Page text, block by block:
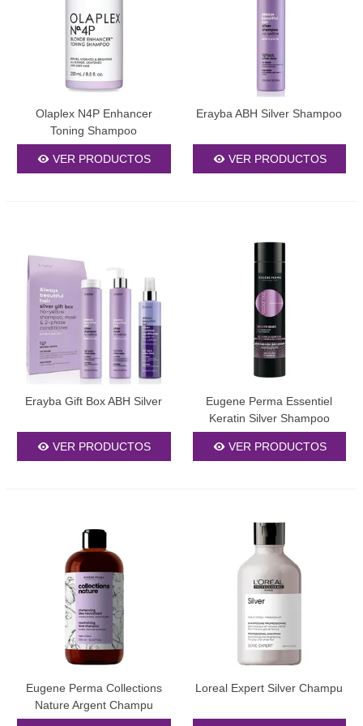
cuidado respetuoso con el medio ambiente.
Beneficios fundamentales del champú morado
profesional
1. Neutralización cromática efectiva
Los pigmentos violetas funcionan como neutralizadores naturales
de los tonos amarillos y anaranjados que surgen en el cabello
2. Protección y nutrición superior
Nuestros champús violetas
contienen ingredientes activos que
protegen la fibra capilar durante el proceso de neutralización.
Aceites esenciales, proteínas hidrolizadas y vitaminas trabajan en
sinergia para preservar la hidratación, elasticidad y brillo del
cabello. Esto es especialmente crucial para cabellos procesados
químicamente.
3. Versatilidad para diferentes tipos de cabello
Desde rubios naturales hasta platinados extremos, así como
canas elegantes y mechas californianas, nuestrochampú
morado profesionalse adapta a cada necesidad específica. La
Tipos de productos disponibles
Champús de uso diario
Formulaciones suaves que permiten un uso regular sin
comprometer la salud del cabello. Estos productos logran el
equilibrio adecuado entre neutralización y cuidado, siendo
perfectos para quienes desean mantener su color entre visitas al
salón. Su pH equilibrado respeta el manto ácido natural del
Champús de tratamiento intensivo
Olaplex N4P Enhancer
Toning Shampoo
VER PRODUCTOS
Erayba ABH Silver Shampoo
VER PRODUCTOS
Erayba Gift Box ABH Silver
VER PRODUCTOS
Eugene Perma Essentiel
Keratin Silver Shampoo
VER PRODUCTOS
Eugene Perma Collections
Nature Argent Champu
Loreal Expert Silver Champu